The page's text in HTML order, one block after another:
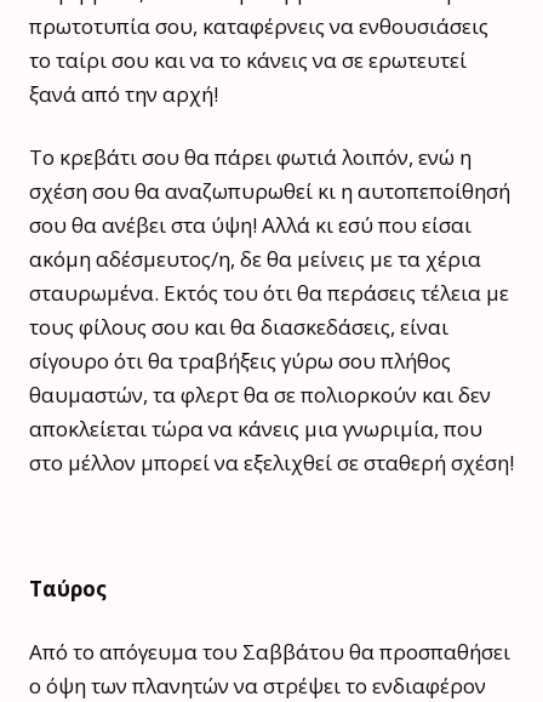
πρωτοτυπία σου, καταφέρνεις να ενθουσιάσεις
το ταίρι σου και να το κάνεις να σε ερωτευτεί
ξανά από την αρχή!
Το κρεβάτι σου θα πάρει φωτιά λοιπόν, ενώ η
σχέση σου θα αναζωπυρωθεί κι η αυτοπεποίθησή
σου θα ανέβει στα ύψη! Αλλά κι εσύ που είσαι
ακόμη αδέσμευτος/η, δε θα μείνεις με τα χέρια
σταυρωμένα. Εκτός του ότι θα περάσεις τέλεια με
τους φίλους σου και θα διασκεδάσεις, είναι
σίγουρο ότι θα τραβήξεις γύρω σου πλήθος
θαυμαστών, τα φλερτ θα σε πολιορκούν και δεν
αποκλείεται τώρα να κάνεις μια γνωριμία, που
στο μέλλον μπορεί να εξελιχθεί σε σταθερή σχέση!
Ταύρος
Από το απόγευμα του Σαββάτου θα προσπαθήσει
ο όψη των πλανητών να στρέψει το ενδιαφέρον